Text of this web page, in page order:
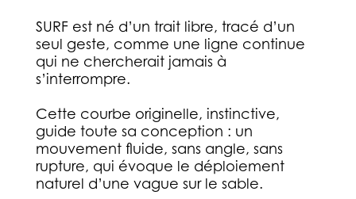
SURF est né d’un trait libre, tracé d’un
seul geste, comme une ligne continue
qui ne chercherait jamais à
s’interrompre.
Cette courbe originelle, instinctive,
guide toute sa conception : un
mouvement fluide, sans angle, sans
rupture, qui évoque le déploiement
naturel d’une vague sur le sable.